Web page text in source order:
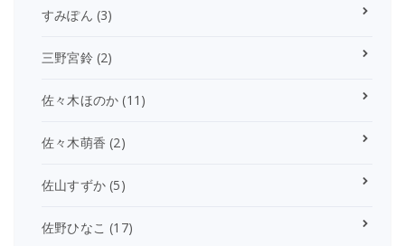
すみぽん (3)
三野宮鈴(2)
佐々木ほのか (11)
佐々木萌香 (2)
佐山すずか (5)
佐野ひなこ (17)